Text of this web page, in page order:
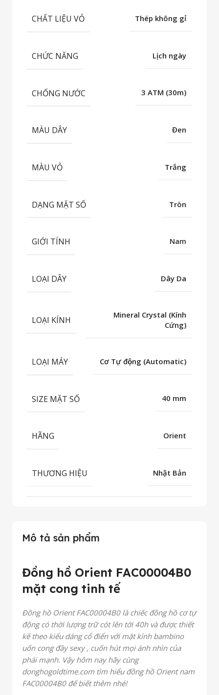
Mô tả sản phẩm
Đồng hồ Orient FAC00004B0
mặt cong tinh tế
Đồng hồ Orient FAC00004B0 là chiếc đồng hồ cơ tự
động có thời lượng trữ cót lên tới 40h và được thiết
kế theo kiểu dáng cổ điển với mặt kính bambino
uốn cong đầy sexy , cuốn hút mọi ánh nhìn của
phái mạnh. Vậy hôm nay hãy cùng
donghogoldtime.com tìm hiểu đồng hồ Orient nam
FAC00004B0 để biết thêm nhé!
CHẤT LIỆU VỎ Thép không gỉ
CHỨC NĂNG Lịch ngày
CHỐNG NƯỚC 3 ATM (30m)
MÀU DÂY Đen
MÀU VỎ Trắng
DẠNG MẶT SỐ Tròn
GIỚI TÍNH Nam
LOẠI DÂY Dây Da
LOẠI KÍNH
Mineral Crystal (Kính
Cứng)
LOẠI MÁY Cơ Tự động (Automatic)
SIZE MẶT SỐ 40 mm
HÃNG Orient
THƯƠNG HIỆU Nhật Bản